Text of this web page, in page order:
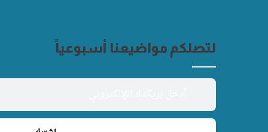
لتصلكم مواضيعنا أسبوعياً